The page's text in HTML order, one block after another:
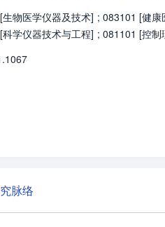
物医学仪器及技术] ; 083101 [健康
学仪器技术与工程] ; 081101 [控制
脉络